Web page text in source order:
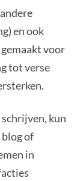
en ook
voor
tot verse
kun
of
in